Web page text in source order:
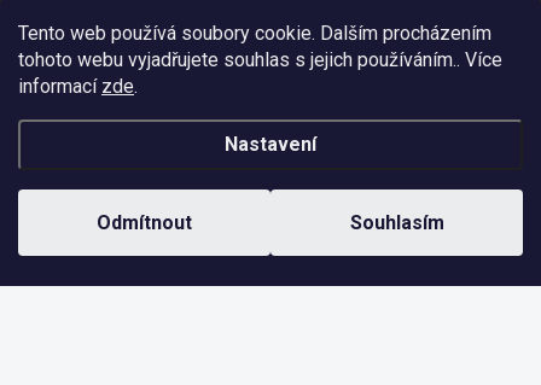
Tento web používá soubory cookie. Dalším procházením
tohoto webu vyjadřujete souhlas s jejich používáním.. Více
informací zde.
Nastavení
Odmítnout Souhlasím
ZZ Studio
zzstudio_cz
Vytvořil Shoptet
Copyright 2026 ZZ Eshop - Svět potisku . Všechna práva vyhrazena.